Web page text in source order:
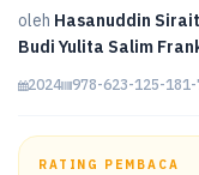
oleh Hasanuddin
Budi Yulita Salim
2024 978-623-125-
RATING PEMBACA